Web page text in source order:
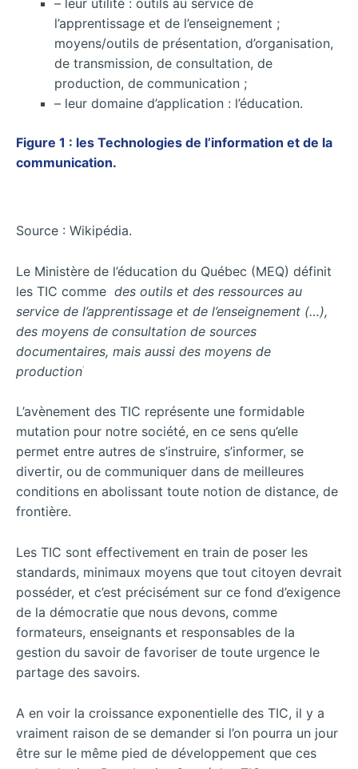
l’apprentissage et de l’enseignement ;
moyens/outils de présentation, d’organisation,
de transmission, de consultation, de
production, de communication ;
– leur domaine d’application : l’éducation.
Figure 1 : les Technologies de l’information et de la
communication.
Source : Wikipédia.
Le Ministère de l’éducation du Québec (MEQ) définit
les TIC comme des outils et des ressources au
service de l’apprentissage et de l’enseignement (…),
des moyens de consultation de sources
documentaires, mais aussi des moyens de
production.
L’avènement des TIC représente une formidable
mutation pour notre société, en ce sens qu’elle
permet entre autres de s’instruire, s’informer, se
divertir, ou de communiquer dans de meilleures
conditions en abolissant toute notion de distance, de
frontière.
Les TIC sont effectivement en train de poser les
standards, minimaux moyens que tout citoyen devrait
posséder, et c’est précisément sur ce fond d’exigence
de la démocratie que nous devons, comme
formateurs, enseignants et responsables de la
gestion du savoir de favoriser de toute urgence le
partage des savoirs.
A en voir la croissance exponentielle des TIC, il y a
vraiment raison de se demander si l’on pourra un jour
être sur le même pied de développement que ces